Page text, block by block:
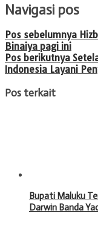
Navigasi pos
Pos sebelumnya
Binaiya pagi ini
Pos berikutnya
Indonesia Layani
Pos terkait
Bupati Maluku
Darwin Banda